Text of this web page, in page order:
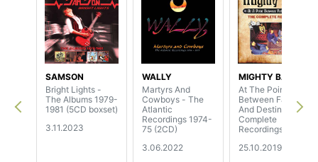
SAMSON
Bright Lights -
The Albums 1979-
1981 (5CD boxset)
3.11.2023
WALLY
Martyrs And
Cowboys - The
Atlantic
Recordings 1974-
75 (2CD)
3.06.2022
MIGHTY BABY
At The Point
Between Fate
And Destiny - The
Complete
Recordings (6CD)
25.10.2019